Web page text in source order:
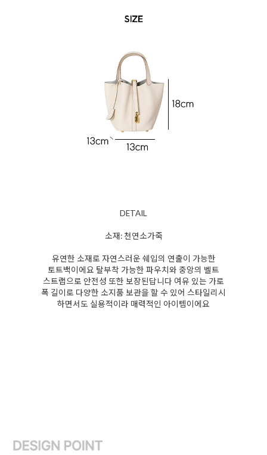
DETAIL
소재: 천연소가죽
유연한 소재로 자연스러운 쉐입의 연출이 가능한
토트백이에요 탈부착 가능한 파우치와 중앙의 벨트
스트랩으로 안전성 또한 보장된답니다 여유 있는 가로
폭 길이로 다양한 소지품 보관을 할 수 있어 스타일리시
하면서도 실용적이라 매력적인 아이템이에요